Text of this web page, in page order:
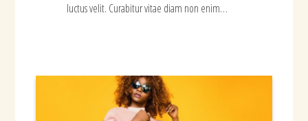
luctus velit. Curabitur vitae diam non enim…